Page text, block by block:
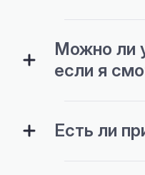
Можно ли
если я
Есть ли